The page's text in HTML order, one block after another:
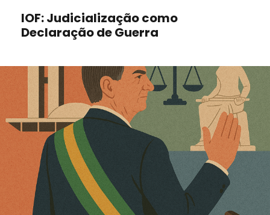
IOF: Judicialização como
Declaração de Guerra